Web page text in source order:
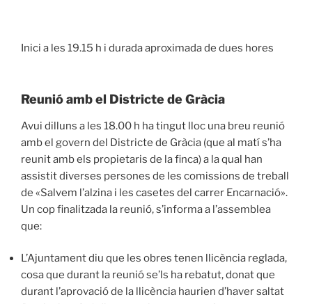
Inici a les 19.15 h i durada aproximada de dues hores
Reunió amb el Districte de Gràcia
Avui dilluns a les 18.00 h ha tingut lloc una breu reunió
amb el govern del Districte de Gràcia (que al matí s’ha
reunit amb els propietaris de la finca) a la qual han
assistit diverses persones de les comissions de treball
de «Salvem l’alzina i les casetes del carrer Encarnació».
Un cop finalitzada la reunió, s’informa a l’assemblea
que:
L’Ajuntament diu que les obres tenen llicència reglada,
cosa que durant la reunió se’ls ha rebatut, donat que
durant l’aprovació de la llicència haurien d’haver saltat